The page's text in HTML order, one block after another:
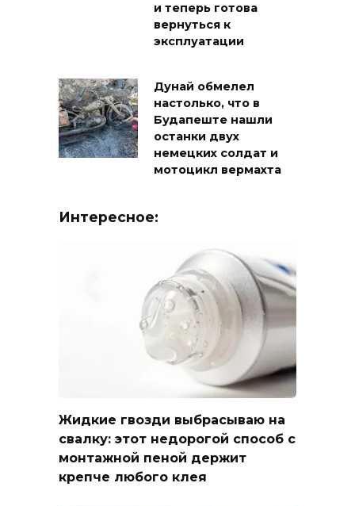
и теперь готова
вернуться к
эксплуатации
Дунай обмелел
настолько, что в
Будапеште нашли
останки двух
немецких солдат и
мотоцикл вермахта
Интересное:
Жидкие гвозди выбрасываю на
свалку: этот недорогой способ с
монтажной пеной держит
крепче любого клея